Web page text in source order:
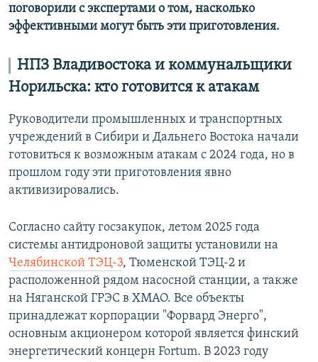
поговорили с экспертами о том, насколько
эффективными могут быть эти приготовления.
НПЗ Владивостока и коммунальщики
Норильска: кто готовится к атакам
Руководители промышленных и транспортных
учреждений в Сибири и Дальнего Востока начали
готовиться к возможным атакам с 2024 года, но в
прошлом году эти приготовления явно
активизировались.
Согласно сайту госзакупок, летом 2025 года
системы антидроновой защиты установили на
Челябинской ТЭЦ-3, Тюменской ТЭЦ-2 и
расположенной рядом насосной станции, а также
на Няганской ГРЭС в ХМАО. Все объекты
принадлежат корпорации "Форвард Энерго",
основным акционером которой является финский
энергетический концерн Fortum. В 2023 году